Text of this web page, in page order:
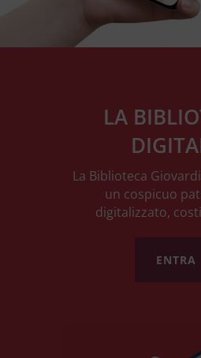
LA
La Biblioteca
un cospicuo
digitalizzato,
ENTRA